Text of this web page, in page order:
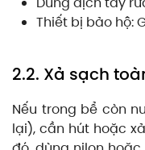
Thiết bị bảo hộ:
2.2. Xả sạch
Nếu trong bể còn
lại), cần hút hoặc